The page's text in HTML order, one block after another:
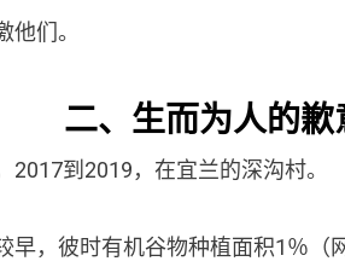
们。
二、生而为人的歉
2017到2019，在宜兰的深沟村。
早，彼时有机谷物种植面积1％（